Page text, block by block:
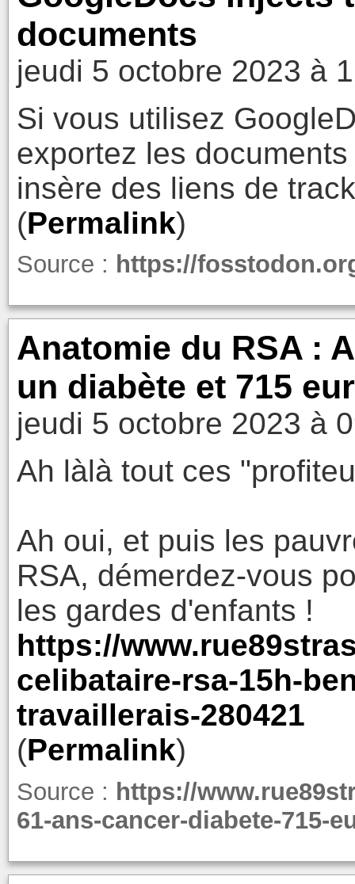
documents
jeudi 5 octobre 2023 à
Si vous utilisez
exportez les
insère des liens de
(Permalink)
Source : https://
Anatomie du RSA :
un diabète et 715
jeudi 5 octobre 2023 à
Ah làlà tout ces
Ah oui, et puis les
RSA, démerdez-vous
les gardes d'enfants !
https://
celibataire-rsa-15h-
travaillerais-280421
(Permalink)
Source : https://
61-ans-cancer-diabete-715-